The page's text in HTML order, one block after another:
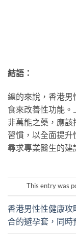
結語：
總的來說，香港男
食來改善性功能
非萬能之藥，應
習慣，以全面提
尋求專業醫生的建
This entry was
香港男性性健康攻
合的避孕套，同時